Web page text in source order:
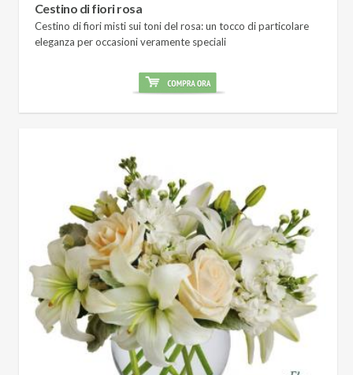
Cestino di fiori rosa
Cestino di fiori misti sui toni del rosa: un tocco di particolare
eleganza per occasioni veramente speciali